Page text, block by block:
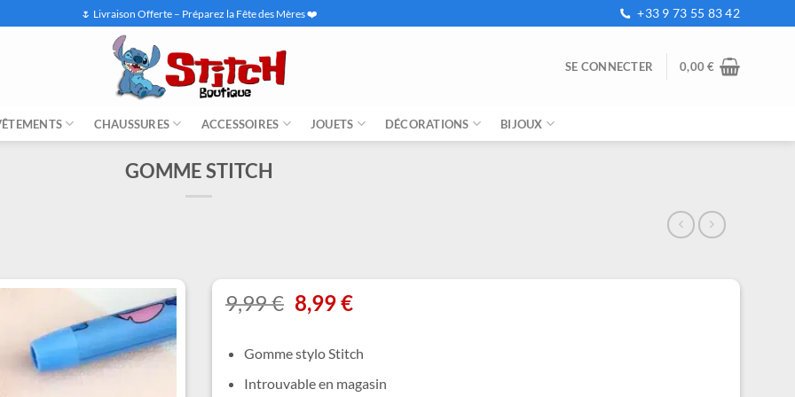
🌷 Livraison Offerte – Préparez la Fête des Mères ❤️ +33 9 73 55 83 42
SE CONNECTER 0,00€
CHAUSSURES ACCESSOIRES JOUETS DÉCORATIONS BIJOUX
GOMME STITCH
9,99€ Le
prix
initial
était :
9,99 €.
8,99€Le
actuel
est :
8,99 €.
Gomme stylo Stitch
Introuvable en magasin